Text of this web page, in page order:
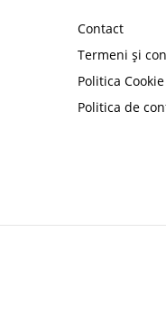
Contact
Termeni și
Politica Cookie
Politica de